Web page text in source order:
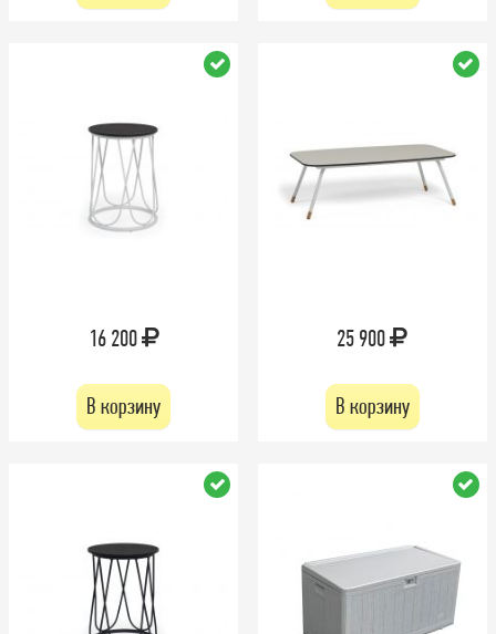
16 200
В корзину
25 900
В корзину